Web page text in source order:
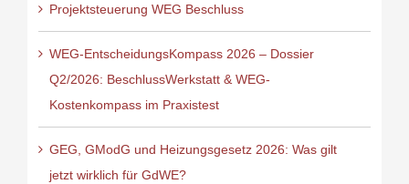
Projektsteuerung WEG Beschluss
WEG-EntscheidungsKompass 2026 – Dossier
Q2/2026: BeschlussWerkstatt & WEG-
Kostenkompass im Praxistest
GEG, GModG und Heizungsgesetz 2026: Was gilt
jetzt wirklich für GdWE?